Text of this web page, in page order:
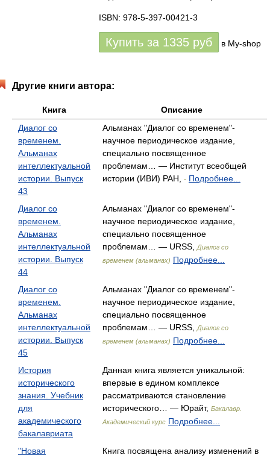
ISBN: 978-5-397-00421-3
Купить за 1335 руб в My-shop
Другие книги автора:
Книга
Описание
Диалог со
временем.
Альманах
интеллектуальной
истории. Выпуск
43
Альманах "Диалог со временем"-
научное периодическое издание,
специально посвященное
проблемам… — Институт всеобщей
истории (ИВИ) РАН,
- Подробнее...
Диалог со
временем.
Альманах
интеллектуальной
истории. Выпуск
44
Альманах "Диалог со временем"-
научное периодическое издание,
специально посвященное
проблемам… — URSS,
Диалог со
временем (альманах) Подробнее...
Диалог со
временем.
Альманах
интеллектуальной
истории. Выпуск
45
Альманах "Диалог со временем"-
научное периодическое издание,
специально посвященное
проблемам… — URSS,
Диалог со
временем (альманах) Подробнее...
История
исторического
знания. Учебник
для
академического
бакалавриата
Данная книга является уникальной:
впервые в едином комплексе
рассматриваются становление
исторического… — Юрайт, Бакалавр.
Академический курс Подробнее...
"Новая
Книга посвящена анализу изменений в